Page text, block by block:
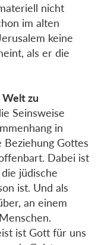
nicht
im alten
keine
als er die
zu
Seinsweise
in
Gottes
Dabei ist
jüdische
ist. Und als
an einem
ist Gott für uns